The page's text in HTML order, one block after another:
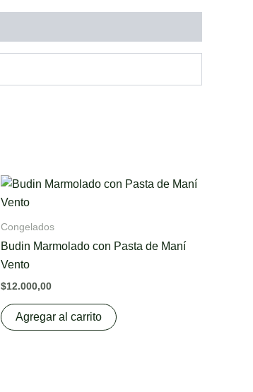
Congelados
Budin Marmolado con Pasta de Maní
Vento
$12.000,00
Agregar al carrito